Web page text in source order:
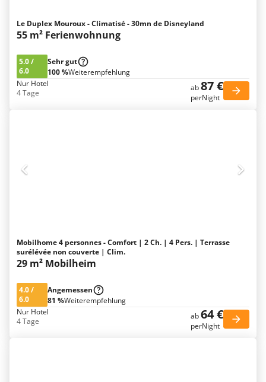
Le Duplex Mouroux - Climatisé - 30mn de Disneyland
55 m² Ferienwohnung
5.0/
6.0
Sehr gut
100 %Weiterempfehlung
Nur Hotel
4 Tage
ab87 €
perNight
Mobilhome 4 personnes - Comfort | 2 Ch. | 4 Pers. | Terrasse
surélévée non couverte | Clim.
29 m² Mobilheim
4.0/
6.0
Angemessen
81 %Weiterempfehlung
Nur Hotel
4 Tage
ab64 €
perNight